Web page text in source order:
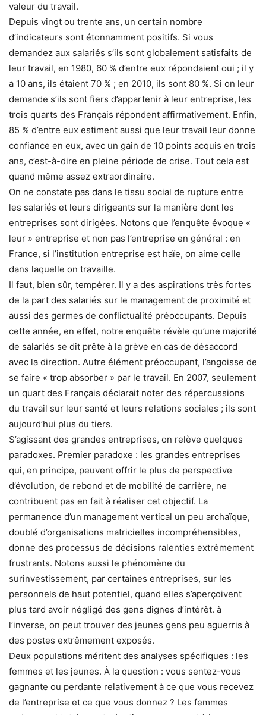
valeur du travail.
Depuis vingt ou trente ans, un certain nombre
d’indicateurs sont étonnamment positifs. Si vous
demandez aux salariés s’ils sont globalement satisfaits de
leur travail, en 1980, 60 % d’entre eux répondaient oui ; il y
a 10 ans, ils étaient 70 % ; en 2010, ils sont 80 %. Si on leur
demande s’ils sont fiers d’appartenir à leur entreprise, les
trois quarts des Français répondent affirmativement. Enfin,
85 % d’entre eux estiment aussi que leur travail leur donne
confiance en eux, avec un gain de 10 points acquis en trois
ans, c’est-à-dire en pleine période de crise. Tout cela est
quand même assez extraordinaire.
On ne constate pas dans le tissu social de rupture entre
les salariés et leurs dirigeants sur la manière dont les
entreprises sont dirigées. Notons que l’enquête évoque «
leur » entreprise et non pas l’entreprise en général : en
France, si l’institution entreprise est haïe, on aime celle
dans laquelle on travaille.
Il faut, bien sûr, tempérer. Il y a des aspirations très fortes
de la part des salariés sur le management de proximité et
aussi des germes de conflictualité préoccupants. Depuis
cette année, en effet, notre enquête révèle qu’une majorité
de salariés se dit prête à la grève en cas de désaccord
avec la direction. Autre élément préoccupant, l’angoisse de
se faire « trop absorber » par le travail. En 2007, seulement
un quart des Français déclarait noter des répercussions
du travail sur leur santé et leurs relations sociales ; ils sont
aujourd’hui plus du tiers.
S’agissant des grandes entreprises, on relève quelques
paradoxes. Premier paradoxe : les grandes entreprises
qui, en principe, peuvent offrir le plus de perspective
d’évolution, de rebond et de mobilité de carrière, ne
contribuent pas en fait à réaliser cet objectif. La
permanence d’un management vertical un peu archaïque,
doublé d’organisations matricielles incompréhensibles,
donne des processus de décisions ralenties extrêmement
frustrants. Notons aussi le phénomène du
surinvestissement, par certaines entreprises, sur les
personnels de haut potentiel, quand elles s’aperçoivent
plus tard avoir négligé des gens dignes d’intérêt. à
l’inverse, on peut trouver des jeunes gens peu aguerris à
des postes extrêmement exposés.
Deux populations méritent des analyses spécifiques : les
femmes et les jeunes. À la question : vous sentez-vous
gagnante ou perdante relativement à ce que vous recevez
de l’entreprise et ce que vous donnez ? Les femmes